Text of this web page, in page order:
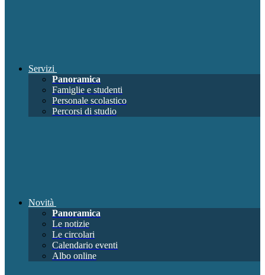
Servizi
Panoramica
Famiglie e studenti
Personale scolastico
Percorsi di studio
Novità
Panoramica
Le notizie
Le circolari
Calendario eventi
Albo online